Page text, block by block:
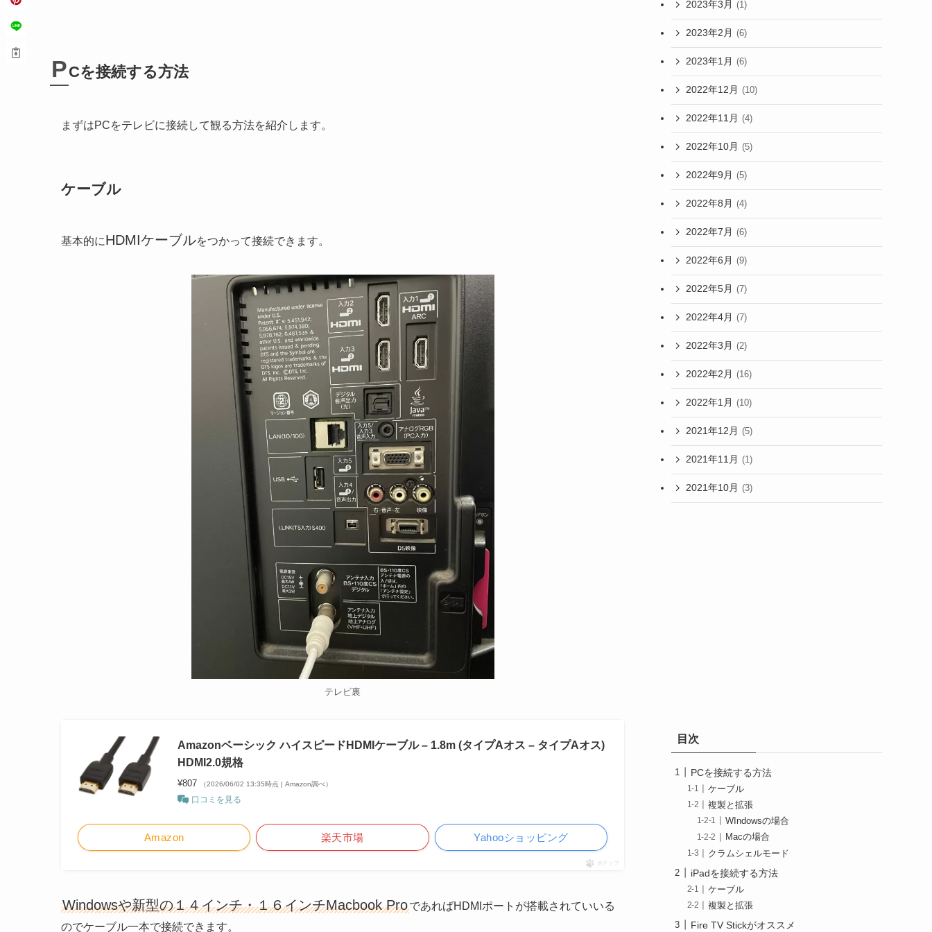
PCを接続する方法
まずはPCをテレビに接続して観る方法を紹介します。
ケーブル
基本的にHDMIケーブルをつかって接続できます。
テレビ裏
Amazonベーシック ハイスピードHDMIケーブル – 1.8m (タイプAオス – タイプAオス)
HDMI2.0規格
¥807 （2026/06/02 13:35時点 | Amazon調べ）
口コミを見る
Amazon 楽天市場 Yahooショッピング
ポチップ
Windowsや新型の１４インチ・１６インチMacbook ProであればHDMIポートが搭載されていいる
のでケーブル一本で接続できます。
2023年3月 (1)
2023年2月 (6)
2023年1月 (6)
2022年12月 (10)
2022年11月 (4)
2022年10月 (5)
2022年9月 (5)
2022年8月 (4)
2022年7月 (6)
2022年6月 (9)
2022年5月 (7)
2022年4月 (7)
2022年3月 (2)
2022年2月 (16)
2022年1月 (10)
2021年12月 (5)
2021年11月 (1)
2021年10月 (3)
目次
PCを接続する方法
ケーブル
複製と拡張
WIndowsの場合
Macの場合
クラムシェルモード
iPadを接続する方法
ケーブル
複製と拡張
Fire TV Stickがオススメ